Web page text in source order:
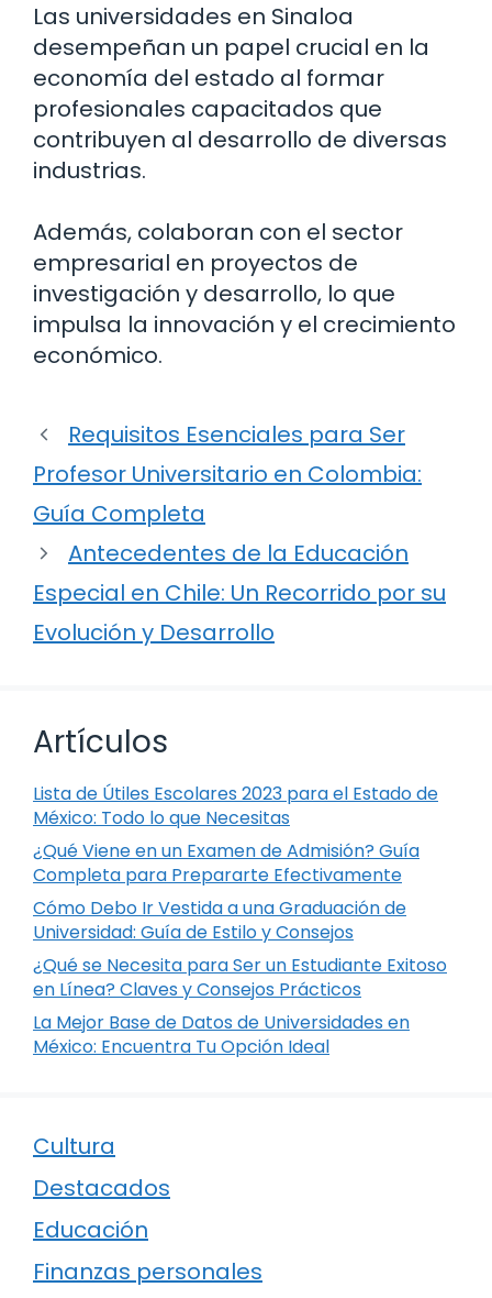
Las universidades en Sinaloa
desempeñan un papel crucial en la
economía del estado al formar
profesionales capacitados que
contribuyen al desarrollo de diversas
industrias.
Además, colaboran con el sector
empresarial en proyectos de
investigación y desarrollo, lo que
impulsa la innovación y el crecimiento
económico.
Requisitos Esenciales para Ser
Profesor Universitario en Colombia:
Guía Completa
Antecedentes de la Educación
Especial en Chile: Un Recorrido por su
Evolución y Desarrollo
Artículos
Lista de Útiles Escolares 2023 para el Estado de
México: Todo lo que Necesitas
¿Qué Viene en un Examen de Admisión? Guía
Completa para Prepararte Efectivamente
Cómo Debo Ir Vestida a una Graduación de
Universidad: Guía de Estilo y Consejos
¿Qué se Necesita para Ser un Estudiante Exitoso
en Línea? Claves y Consejos Prácticos
La Mejor Base de Datos de Universidades en
México: Encuentra Tu Opción Ideal
Cultura
Destacados
Educación
Finanzas personales